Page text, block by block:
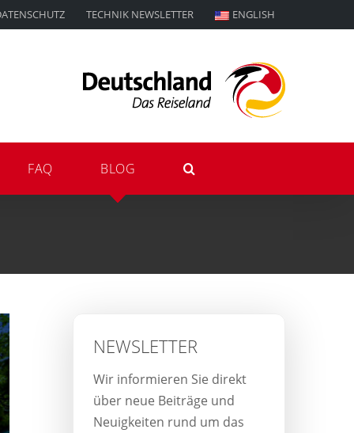
TECHNIK NEWSLETTER ENGLISH
FAQ BLOG
NEWSLETTER
Wir informieren Sie direkt
über neue Beiträge und
Neuigkeiten rund um das